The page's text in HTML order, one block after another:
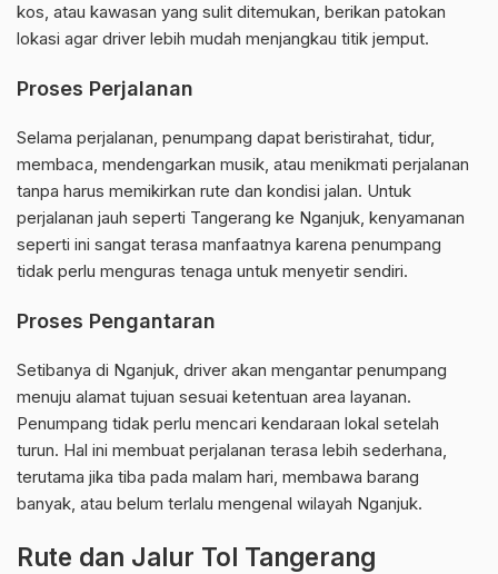
kos, atau kawasan yang sulit ditemukan, berikan patokan
lokasi agar driver lebih mudah menjangkau titik jemput.
Proses Perjalanan
Selama perjalanan, penumpang dapat beristirahat, tidur,
membaca, mendengarkan musik, atau menikmati perjalanan
tanpa harus memikirkan rute dan kondisi jalan. Untuk
perjalanan jauh seperti Tangerang ke Nganjuk, kenyamanan
seperti ini sangat terasa manfaatnya karena penumpang
tidak perlu menguras tenaga untuk menyetir sendiri.
Proses Pengantaran
Setibanya di Nganjuk, driver akan mengantar penumpang
menuju alamat tujuan sesuai ketentuan area layanan.
Penumpang tidak perlu mencari kendaraan lokal setelah
turun. Hal ini membuat perjalanan terasa lebih sederhana,
terutama jika tiba pada malam hari, membawa barang
banyak, atau belum terlalu mengenal wilayah Nganjuk.
Rute dan Jalur Tol Tangerang